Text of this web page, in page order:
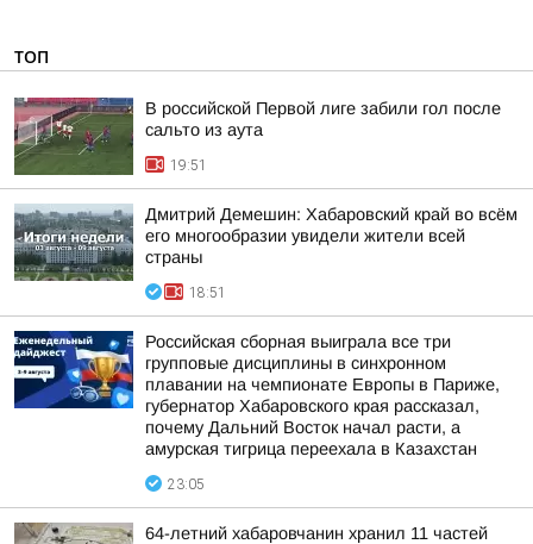
ТОП
В российской Первой лиге забили гол после
сальто из аута
19:51
Дмитрий Демешин: Хабаровский край во всём
его многообразии увидели жители всей
страны
18:51
Российская сборная выиграла все три
групповые дисциплины в синхронном
плавании на чемпионате Европы в Париже,
губернатор Хабаровского края рассказал,
почему Дальний Восток начал расти, а
амурская тигрица переехала в Казахстан
23:05
64-летний хабаровчанин хранил 11 частей